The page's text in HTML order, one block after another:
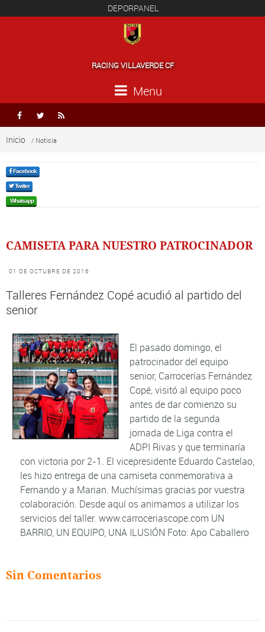
DEPORPANEL
RACING VILLAVERDE CF
Menu
  
Inicio / Noticia
Facebook
Twitter
Whatsapp
CAMISETA PARA NUESTRO PATROCINADOR
01 DE OCTUBRE DE 2016
Talleres Fernández Copé acudió al partido del
senior
El pasado domingo, el
patrocinador del equipo
senior, Carrocerías Fernández
Copé, visitó al equipo poco
antes de dar comienzo su
partido de la segunda
jornada de Liga contra el
ADPI Rivas y que terminaría
con victoria por 2-1. El vicepresidente Eduardo Castelao,
les hizo entrega de una camiseta conmemorativa a
Fernando y a Marian. Muchísimas gracias por vuestra
colaboración. Desde aquí os animamos a utilizar los
servicios del taller. www.carroceriascope.com UN
BARRIO, UN EQUIPO, UNA ILUSIÓN Foto: Apo Caballero
Sin Comentarios